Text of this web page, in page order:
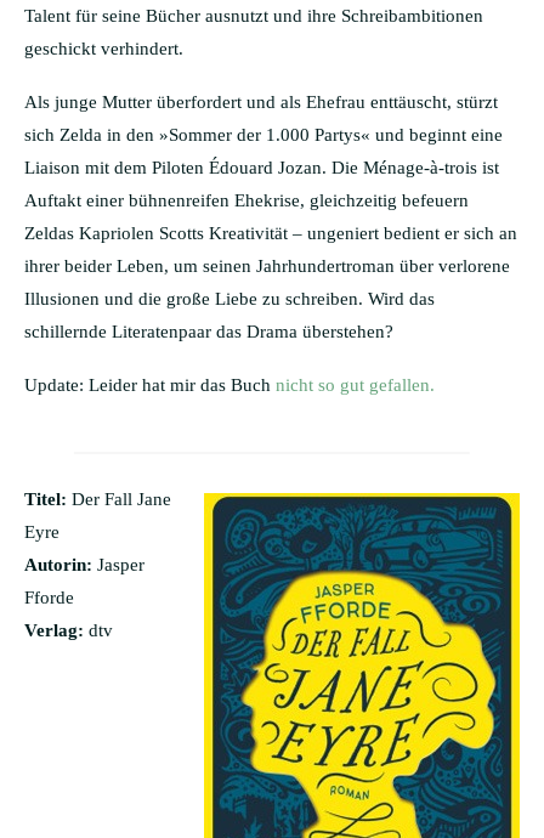
Talent für seine Bücher ausnutzt und ihre Schreibambitionen
geschickt verhindert.
Als junge Mutter überfordert und als Ehefrau enttäuscht, stürzt
sich Zelda in den »Sommer der 1.000 Partys« und beginnt eine
Liaison mit dem Piloten Édouard Jozan. Die Ménage-à-trois ist
Auftakt einer bühnenreifen Ehekrise, gleichzeitig befeuern
Zeldas Kapriolen Scotts Kreativität – ungeniert bedient er sich an
ihrer beider Leben, um seinen Jahrhundertroman über verlorene
Illusionen und die große Liebe zu schreiben. Wird das
schillernde Literatenpaar das Drama überstehen?
Update: Leider hat mir das Buch nicht so gut gefallen.
Titel: Der Fall Jane
Eyre
Autorin: Jasper
Fforde
Verlag: dtv